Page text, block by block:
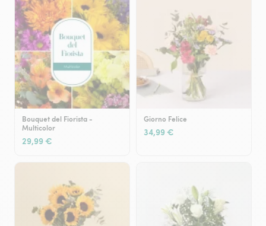
Bouquet del Fiorista -
Multicolor
29,99 €
Giorno Felice
34,99 €